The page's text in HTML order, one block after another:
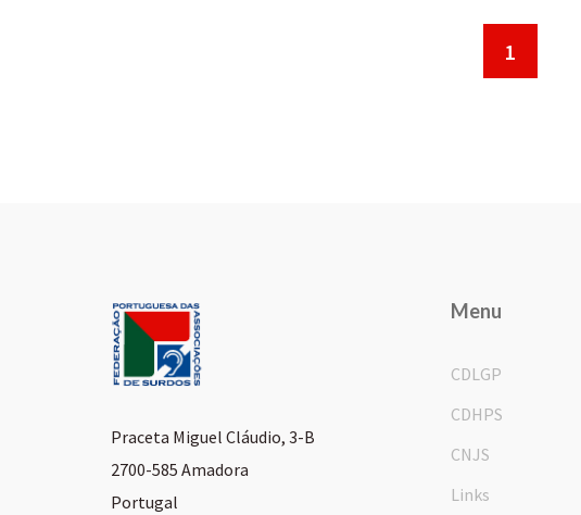
1
Praceta Miguel Cláudio, 3-B
2700-585 Amadora
Portugal
Menu
CDLGP
CDHPS
CNJS
Links